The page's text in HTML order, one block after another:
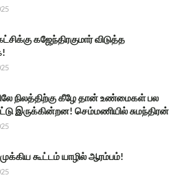
கஜேந்திரகுமார் விடுத்த
நிலத்திற்கு கீழே தான் உண்மைகள் பல
இருக்கின்றன! செம்மணியில் சுமந்திரன்
கூட்டம் யாழில் ஆரம்பம்!